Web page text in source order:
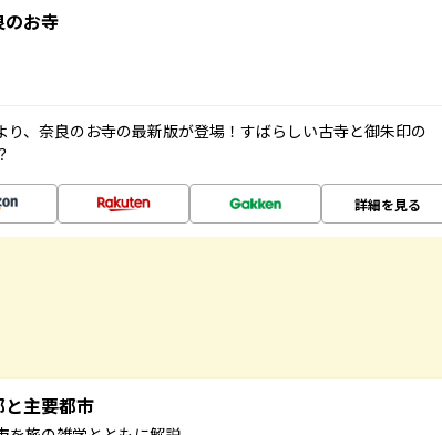
お寺
り、奈良のお寺の最新版が登場！すばらしい古寺と御朱印の
詳細を見る
主要都市